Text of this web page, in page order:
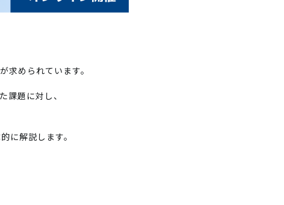
められています。
課題に対し、
解説します。